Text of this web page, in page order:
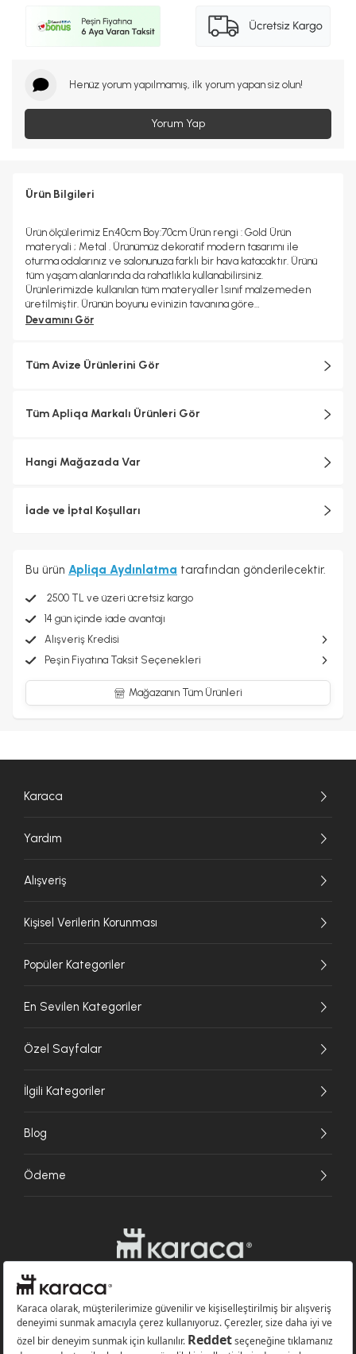
%5
Henüz yorum yapılmamış, ilk yorum yapan siz olun!
Yorum Yap
Ürün Bilgileri
Ürün ölçülerimiz En:40cm Boy:70cm Ürün rengi : Gold Ürün
materyali ; Metal . Ürünümüz dekoratif modern tasarımı ile
oturma odalarınız ve salonunuza farklı bir hava katacaktır. Ürünü
tüm yaşam alanlarında da rahatlıkla kullanabilirsiniz.
Ürünlerimizde kullanılan tüm materyaller 1.sınıf malzemeden
üretilmiştir. Ürünün boyunu evinizin tavanına göre
ayarlayabilirsiniz. 24 ay garanti kapsamındadır.
Devamını Gör
Tüm Avize Ürünlerini Gör
Tüm Apliqa Markalı Ürünleri Gör
Hangi Mağazada Var
İade ve İptal Koşulları
Bu ürün Apliqa Aydınlatma tarafından gönderilecektir.
2500 TL ve üzeri ücretsiz kargo
14 gün içinde iade avantajı
Alışveriş Kredisi
Peşin Fiyatına Taksit Seçenekleri
Mağazanın Tüm Ürünleri
Karaca
Yardım
Alışveriş
Kişisel Verilerin Korunması
Popüler Kategoriler
En Sevilen Kategoriler
Özel Sayfalar
İlgili Kategoriler
Blog
Ödeme